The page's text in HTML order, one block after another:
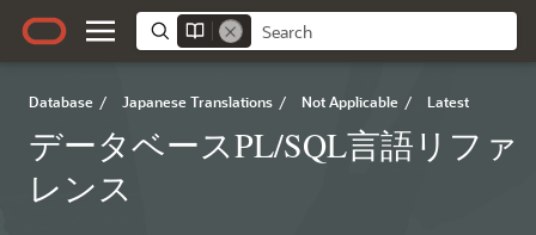
Database / Japanese Translations / Not Applicable / Latest
データベースPL/SQL言語リファ
レンス